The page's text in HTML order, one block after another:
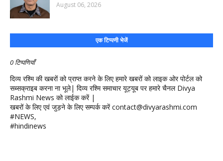
August 06, 2026
एक टिप्पणी भेजें
0 टिप्पणियाँ
दिव्य रश्मि की खबरों को प्राप्त करने के लिए हमारे खबरों को लाइक ओर पोर्टल को
सब्सक्राइब करना ना भूले| दिव्य रश्मि समाचार यूट्यूब पर हमारे चैनल Divya
Rashmi News को लाईक करें |
खबरों के लिए एवं जुड़ने के लिए सम्पर्क करें contact@divyarashmi.com
#NEWS,
#hindinews